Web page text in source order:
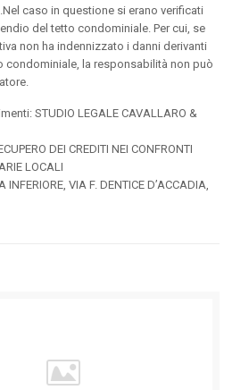
caso in questione si erano verificati
del tetto condominiale. Per cui, se
non ha indennizzato i danni derivanti
condominiale, la responsabilità non può
STUDIO LEGALE CAVALLARO &
DEI CREDITI NEI CONFRONTI
LOCALI
INFERIORE, VIA F. DENTICE D’ACCADIA,